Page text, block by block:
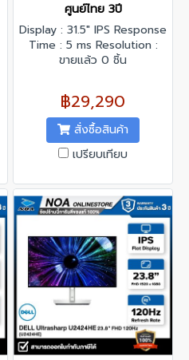
ศูนย์ไทย 3ปี
Display : 31.5" IPS Response
Time : 5 ms Resolution :
3840 x 2160 @120 Hz
Interface : DisplayPort x 2,
HDMI x 1
ขายแล้ว 0 ชิ้น
฿29,290
สั่งซื้อสินค้า
เปรียบเทียบ